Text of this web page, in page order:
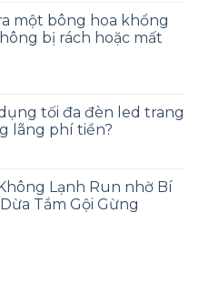
một bông hoa khổng
bị rách hoặc mất
tối đa đèn led trang
lãng phí tiền?
Lạnh Run nhờ Bí
Tắm Gội Gừng